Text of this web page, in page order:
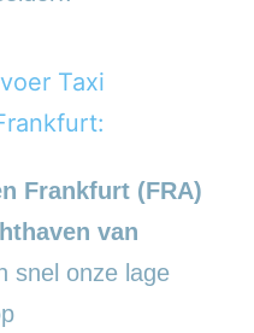
Taxi
Frankfurt (FRA)
van
snel onze lage